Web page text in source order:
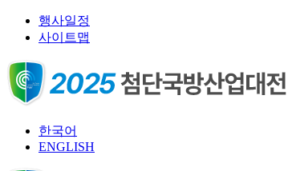
행사일정
사이트맵
한국어
ENGLISH